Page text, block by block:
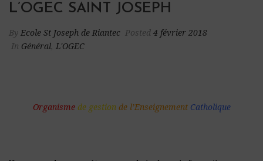
L’OGEC SAINT JOSEPH
By Ecole St Joseph de Riantec Posted 4 février 2018
In Général, L'OGEC
Organismede gestion de l’Enseignement Catholique